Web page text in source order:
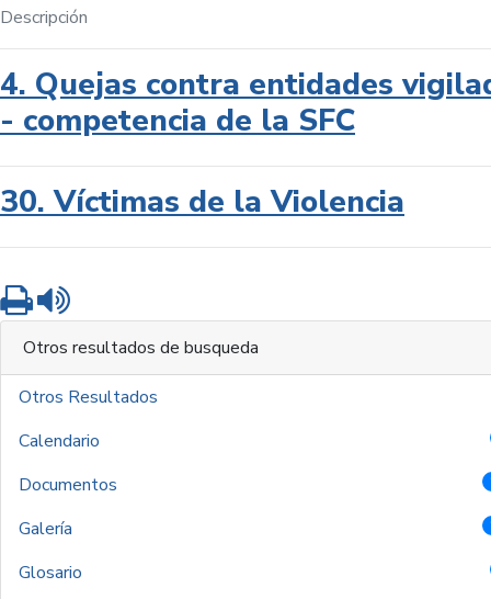
Descripción
4. Quejas contra entidades
- competencia de la SFC
30. Víctimas de la Violencia
Imprimir
Otros resultados de busqueda
Otros Resultados
Calendario
Documentos
Galería
Glosario